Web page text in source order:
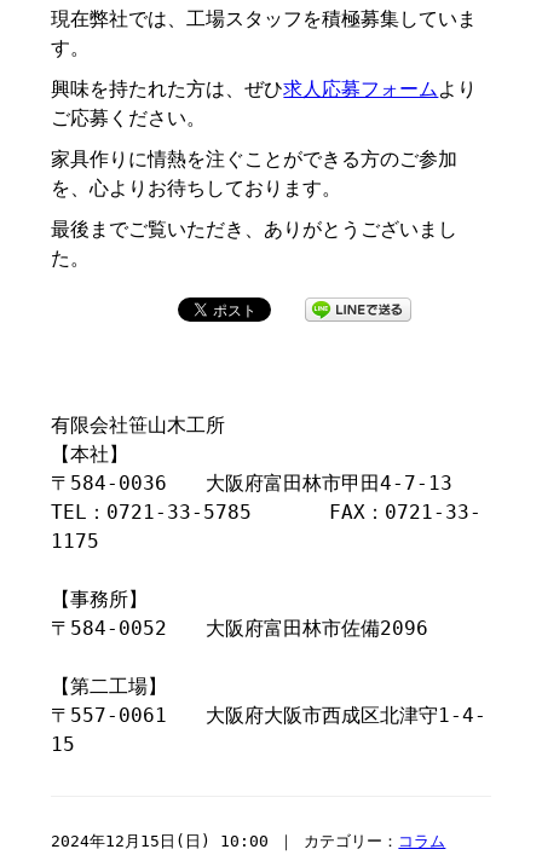
現在弊社では、工場スタッフを積極募集していま
す。
興味を持たれた方は、ぜひ求人応募フォームより
ご応募ください。
家具作りに情熱を注ぐことができる方のご参加
を、心よりお待ちしております。
最後までご覧いただき、ありがとうございまし
た。
有限会社笹山木工所
【本社】
〒584-0036 大阪府富田林市甲田4-7-13
TEL：0721-33-5785 FAX：0721-33-
1175
【事務所】
〒584-0052 大阪府富田林市佐備2096
【第二工場】
〒557-0061 大阪府大阪市西成区北津守1-4-
15
2024年12月15日(日) 10:00 ｜ カテゴリー： コラム